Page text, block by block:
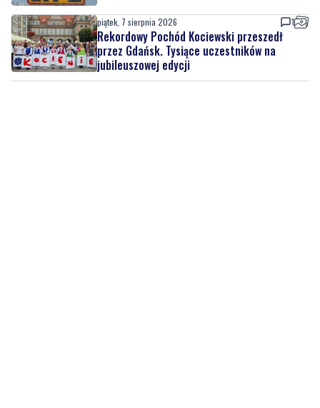
piątek, 7 sierpnia 2026 1
Rekordowy Pochód Kociewski przeszedł
przez Gdańsk. Tysiące uczestników na
jubileuszowej edycji